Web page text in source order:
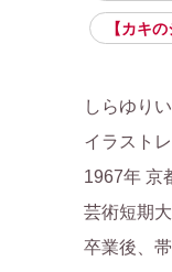
【カキ
しらゆり
イラスト
1967年 京
芸術短期
卒業後、